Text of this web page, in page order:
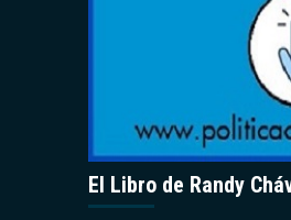
El Libro de Randy